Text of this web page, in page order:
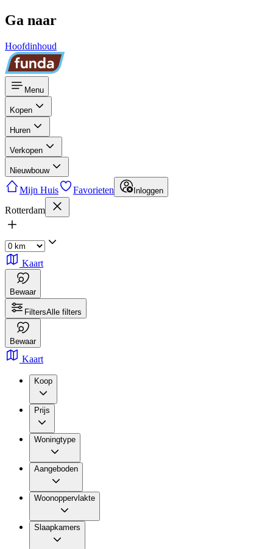
Ga naar
Hoofdinhoud
Menu
Kopen
Huren
Verkopen
Nieuwbouw
Mijn Huis Favorieten Inloggen
Rotterdam
Kaart
Bewaar
FiltersAlle filters
Bewaar
Kaart
Koop
Prijs
Woningtype
Aangeboden
Woonoppervlakte
Slaapkamers